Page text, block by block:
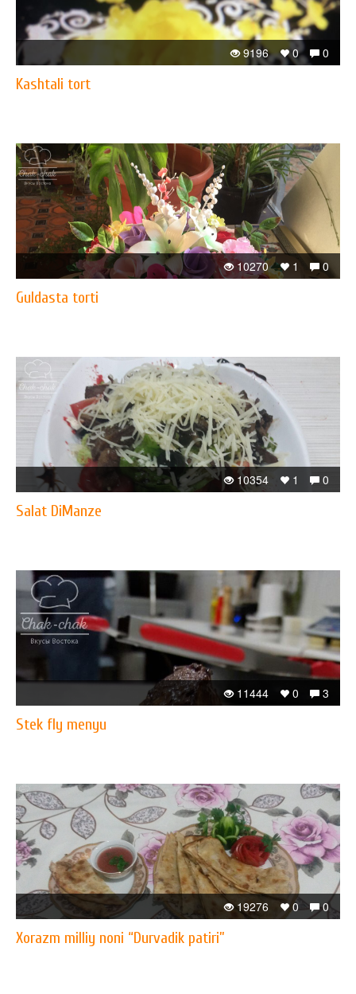
0
0
9196
Kashtali tort
0
1
10270
Guldasta torti
0
1
10354
Salat DiManze
3
0
11444
Stek fly menyu
0
0
19276
Xorazm milliy noni “Durvadik patiri”